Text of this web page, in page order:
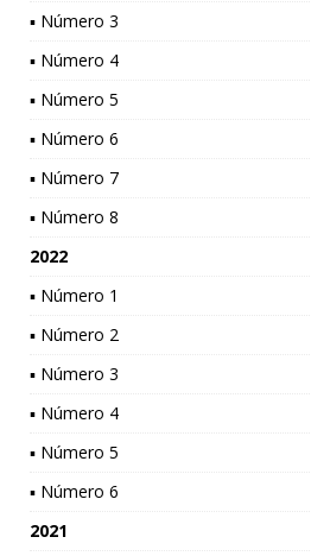
▪ Número 3
▪ Número 4
▪ Número 5
▪ Número 6
▪ Número 7
▪ Número 8
2022
▪ Número 1
▪ Número 2
▪ Número 3
▪ Número 4
▪ Número 5
▪ Número 6
2021